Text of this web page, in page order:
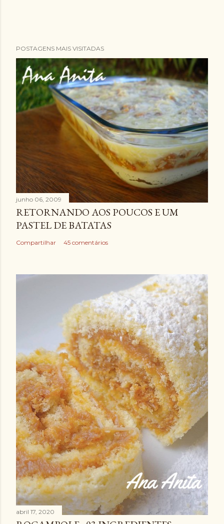
POSTAGENS MAIS VISITADAS
junho 06, 2009
RETORNANDO AOS POUCOS E UM
PASTEL DE BATATAS
Compartilhar 45 comentários
abril 17, 2020